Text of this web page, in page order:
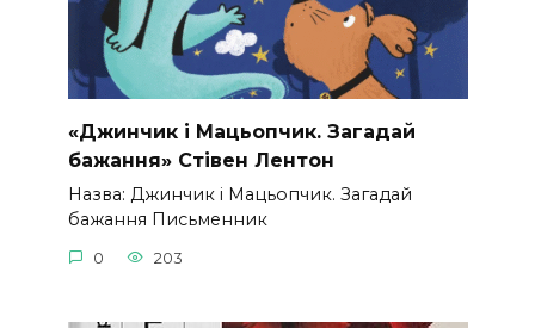
«Джинчик і Мацьопчик. Загадай
бажання» Стівен Лентон
Назва: Джинчик і Мацьопчик. Загадай
бажання Письменник
0 203